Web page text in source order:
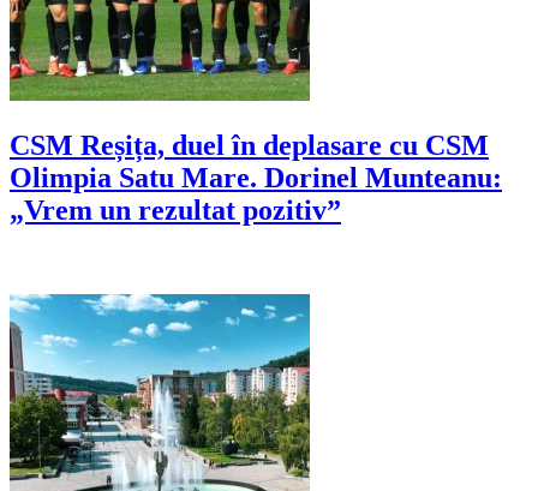
CSM Reșița, duel în deplasare cu CSM
Olimpia Satu Mare. Dorinel Munteanu:
„Vrem un rezultat pozitiv”